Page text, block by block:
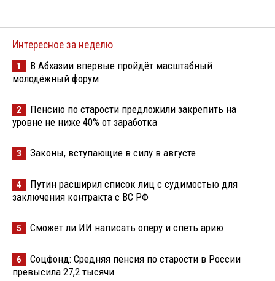
Интересное за неделю
1
В Абхазии впервые пройдёт масштабный
молодёжный форум
2
Пенсию по старости предложили закрепить на
уровне не ниже 40% от заработка
3 Законы, вступающие в силу в августе
4
Путин расширил список лиц с судимостью для
заключения контракта с ВС РФ
5 Сможет ли ИИ написать оперу и спеть арию
6
Соцфонд: Средняя пенсия по старости в России
превысила 27,2 тысячи